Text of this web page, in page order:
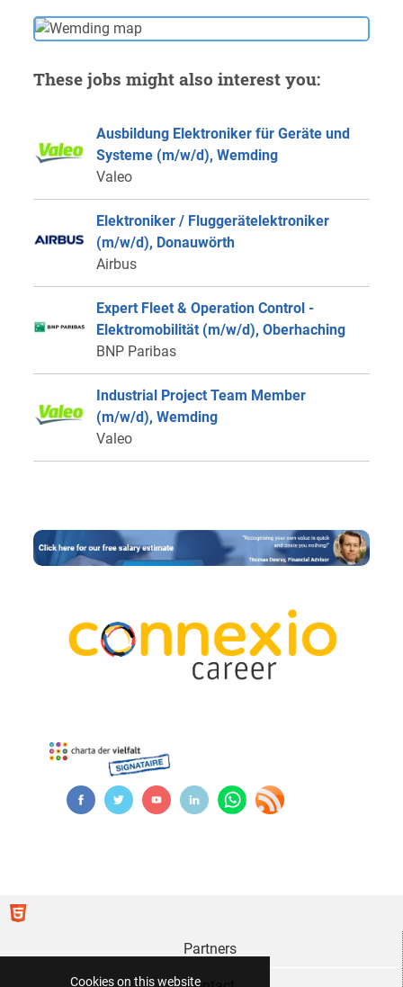
These jobs might also interest you:
Ausbildung Elektroniker für Geräte und
Systeme (m/w/d), Wemding
Valeo
Elektroniker / Fluggerätelektroniker
(m/w/d), Donauwörth
Airbus
Expert Fleet & Operation Control -
Elektromobilität (m/w/d), Oberhaching
BNP Paribas
Industrial Project Team Member
(m/w/d), Wemding
Valeo
Cookies on this website
Partners